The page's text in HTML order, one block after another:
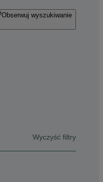
Obserwuj wyszukiwanie
Wyczyść filtry